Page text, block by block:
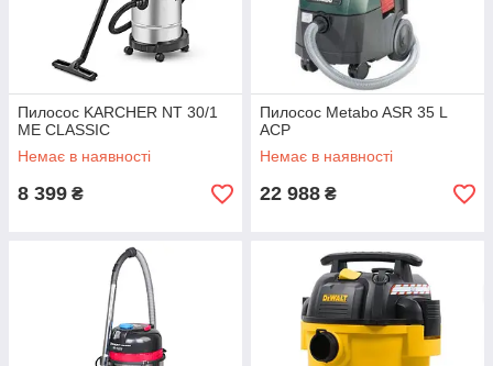
Пилосос KARCHER NT 30/1
ME CLASSIC
Немає в наявності
8 399 ₴
Пилосос Metabo ASR 35 L
ACP
Немає в наявності
22 988 ₴